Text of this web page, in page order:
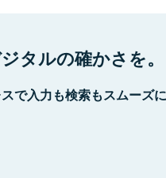
タルの確かさを。
で入力も検索もスムーズ